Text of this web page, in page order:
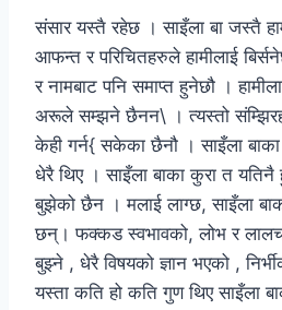
संसार यस्तै रहेछ । साइँला बा जस्तै
आफन्त र परिचितहरुले हामीलाई
र नामबाट पनि समाप्त हुनेछौ ।
अरूले सम्झने छैनन\ । त्यस्तो
केही गर्न{ सकेका छैनौ । साइँला
धेरै थिए । साइँला बाका कुरा त
बुझेको छैन । मलाई लाग्छ, साइँला
छन्। फक्कड स्वभावको, लोभ र
बुझ्ने , धेरै विषयको ज्ञान भएको ,
यस्ता कति हो कति गुण थिए साइँला